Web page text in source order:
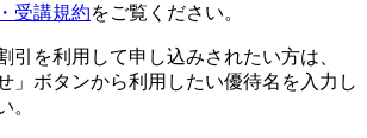
受講規約をご覧ください。
を利用して申し込みされたい方は、
」ボタンから利用したい優待名を入力し
。